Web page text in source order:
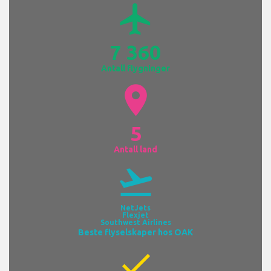
airplanemode_active
7 360
Antall flygninger
location_on
5
Antall land
flight_takeoff
NetJets
Flexjet
Southwest Airlines
Beste flyselskaper hos OAK